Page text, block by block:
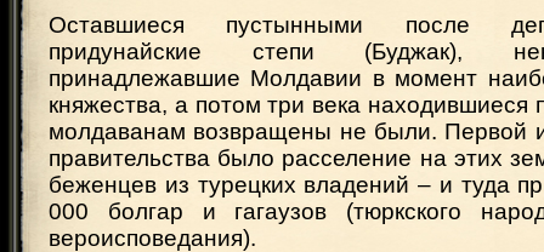
Оставшиеся пустынными после
придунайские степи (Буджак),
принадлежавшие Молдавии в момент
княжества, а потом три века находившиеся
молдаванам возвращены не были. Первой
правительства было расселение на этих
беженцев из турецких владений – и туда
000 болгар и гагаузов (тюркского
вероисповедания).